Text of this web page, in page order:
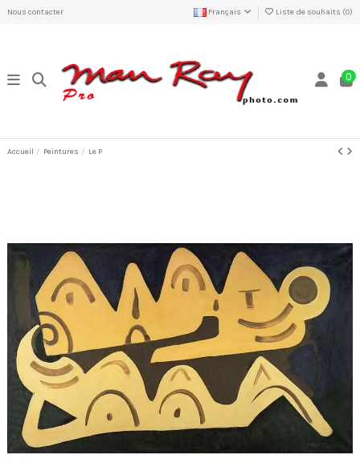
Nous contacter Français Liste de souhaits (0)
0
Accueil Peintures Le P